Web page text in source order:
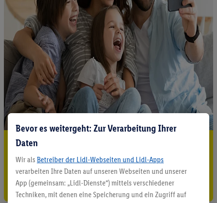
5.95 € Versand sparen³²ᵃ
Jetzt zum Newsletter anmelden
Gutschein sichern!
Bevor es weitergeht: Zur Verarbeitung Ihrer
Daten
Wir als Betreiber der Lidl-Webseiten und Lidl-Apps
verarbeiten Ihre Daten auf unseren Webseiten und unserer
App (gemeinsam: „Lidl-Dienste“) mittels verschiedener
Techniken, mit denen eine Speicherung und ein Zugriff auf